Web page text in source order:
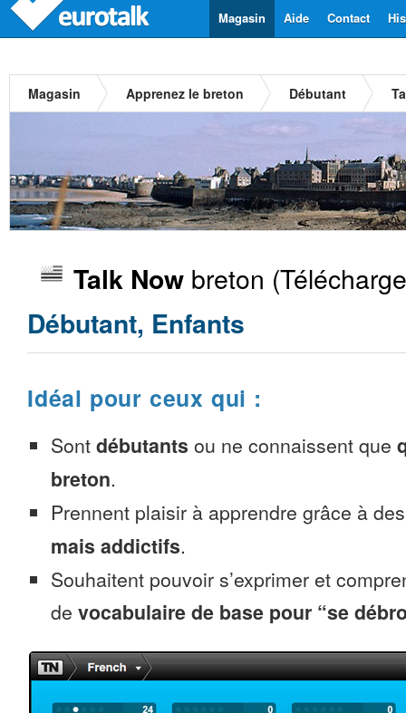
Contact
Aide
Magasin
Magasin Apprenez le breton Débutant
Talk Now breton
Débutant, Enfants
Idéal pour ceux qui :
Sont débutants ou ne connaissent que
breton.
Prennent plaisir à apprendre grâce à
mais addictifs.
Souhaitent pouvoir s’exprimer et
de vocabulaire de base pour “se